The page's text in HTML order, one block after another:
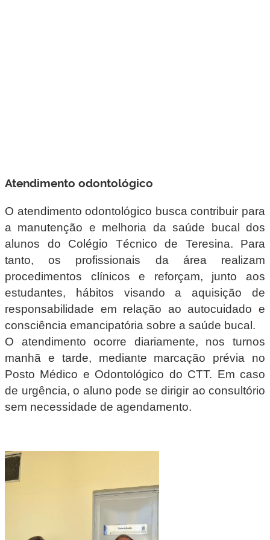
Atendimento odontológico
O atendimento odontológico busca contribuir para
a manutenção e melhoria da saúde bucal dos
alunos do Colégio Técnico de Teresina. Para
tanto, os profissionais da área realizam
procedimentos clínicos e reforçam, junto aos
estudantes, hábitos visando a aquisição de
responsabilidade em relação ao autocuidado e
consciência emancipatória sobre a saúde bucal.
O atendimento ocorre diariamente, nos turnos
manhã e tarde, mediante marcação prévia no
Posto Médico e Odontológico do CTT. Em caso
de urgência, o aluno pode se dirigir ao consultório
sem necessidade de agendamento.